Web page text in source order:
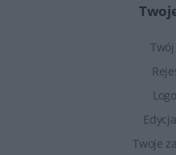
Twój
Twoje